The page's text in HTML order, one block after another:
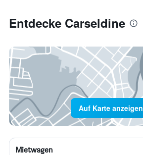
Entdecke Carseldine
Auf Karte anzeigen
Mietwagen